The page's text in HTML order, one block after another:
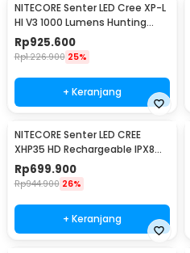
NITECORE Senter LED Cree XP-L
HI V3 1000 Lumens Hunting
Flashlight - New P30
Rp925.600
Rp1.226.900 25%
+ Keranjang
NITECORE Senter LED CREE
XHP35 HD Rechargeable IPX8
1800 Lumens - MH23
Rp699.900
Rp944.900 26%
+ Keranjang